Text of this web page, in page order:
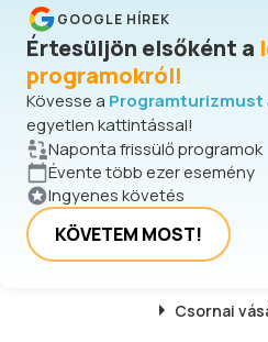
GOOGLE HÍREK
Értesüljön elsőként a
programokról!
Kövesse a Programturizmust
egyetlen kattintással!
Naponta frissülő programok
Évente több ezer esemény
Ingyenes követés
KÖVETEM MOST!
Csornai